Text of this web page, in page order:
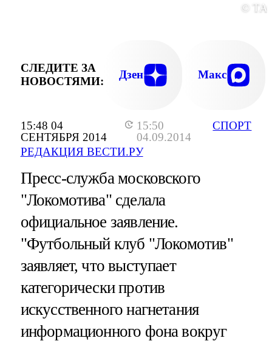
15:48 04
СЕНТЯБРЯ 2014
15:50
04.09.2014
РЕДАКЦИЯ ВЕСТИ.РУ
СПОРТ
©
СЛЕДИТЕ ЗА
НОВОСТЯМИ:
Дзен Макс
Пресс-служба московского
"Локомотива" сделала
официальное заявление.
"Футбольный клуб "Локомотив"
заявляет, что выступает
категорически против
искусственного нагнетания
информационного фона вокруг